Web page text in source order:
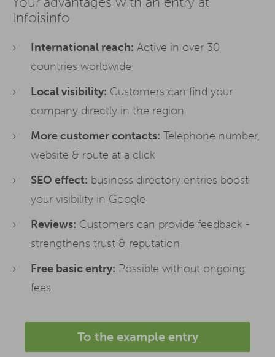
Infoisinfo
International reach: Active in over 30
countries worldwide
Local visibility: Customers can find your
company directly in the region
More customer contacts: Telephone number,
website & route at a click
SEO effect: business directory entries boost
your visibility in Google
Reviews: Customers can provide feedback -
strengthens trust & reputation
Free basic entry: Possible without ongoing
fees
To the example entry